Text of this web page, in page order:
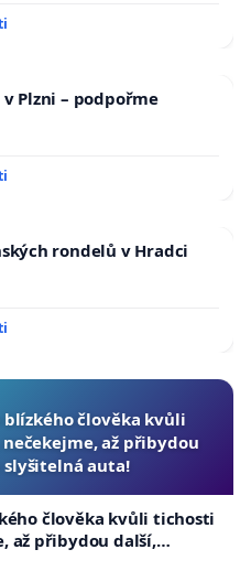
Plzni – podpořme
rondelů v Hradci
člověka kvůli
až přibydou
slyšitelná auta!
člověka kvůli tichosti
až přibydou další,